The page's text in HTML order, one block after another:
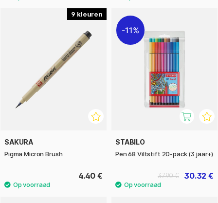
9
SAKURA
Pigma Micron Brush
4.40 €
11%
STABILO
Pen 68 Viltstift 20-pack (3 jaar+)
30.32 €
37.90 €